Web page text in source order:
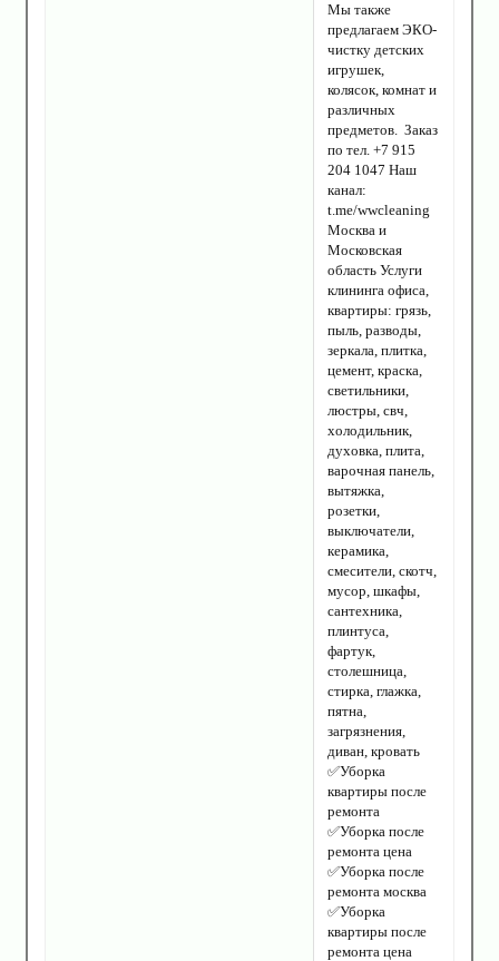
Мы также
предлагаем ЭКО-
чистку детских
игрушек,
колясок, комнат и
различных
предметов. Заказ
по тел. +7 915
204 1047 Наш
канал:
t.me/wwcleaning
Москва и
Московская
область Услуги
клининга офиса,
квартиры: грязь,
пыль, разводы,
зеркала, плитка,
цемент, краска,
светильники,
люстры, свч,
холодильник,
духовка, плита,
варочная панель,
вытяжка,
розетки,
выключатели,
керамика,
смесители, скотч,
мусор, шкафы,
сантехника,
плинтуса,
фартук,
столешница,
стирка, глажка,
пятна,
загрязнения,
диван, кровать
✅Уборка
квартиры после
ремонта
✅Уборка после
ремонта цена
✅Уборка после
ремонта москва
✅Уборка
квартиры после
ремонта цена